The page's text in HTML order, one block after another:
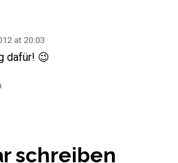
at 20:03
dafür! 😉
schreiben